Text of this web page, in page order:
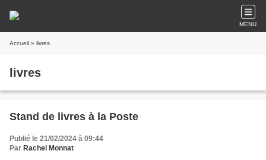
MENU
Accueil » livres
livres
Stand de livres à la Poste
Publié le 21/02/2024 à 09:44
Par Rachel Monnat